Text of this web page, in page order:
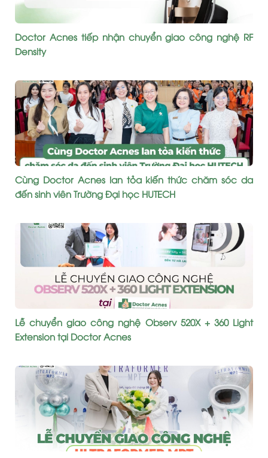
Doctor Acnes tiếp nhận chuyển giao công nghệ RF
Density
Cùng Doctor Acnes lan tỏa kiến thức chăm sóc da
đến sinh viên Trường Đại học HUTECH
Lễ chuyển giao công nghệ Observ 520X + 360 Light
Extension tại Doctor Acnes